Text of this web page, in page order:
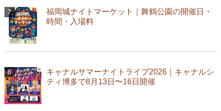
福岡城ナイトマーケット｜舞鶴公園の開催日・
時間・入場料
キャナルサマーナイトライブ2026｜キャナルシ
ティ博多で8月13日〜16日開催